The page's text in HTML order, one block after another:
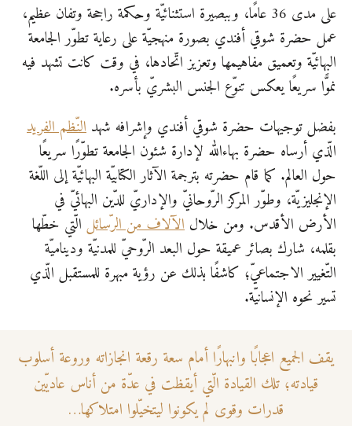
على مدى 36 عامًا، وببصيرة استثنائيّة وحكمة راجحة وتفان عظيم،
عمل حضرة شوقي أفندي بصورة منهجيّة على رعاية تطوّر الجامعة
البهائيّة وتعميق مفاهيمها وتعزيز اتّحادها، في وقت كانت تشهد فيه
نموًّا سريعًا يعكس تنوّع الجنس البشريّ بأسره.
بفضل توجيهات حضرة شوقي أفندي وإشرافه شهد النّظم الفريد
الّذي أرساه حضرة بهاءاللّٰه لإدارة شئون الجامعة تطوّرًا سريعًا
حول العالم. كما قام حضرته بترجمة الآثار الكتابيّة البهائيّة إلى اللّغة
الإنجليزيّة، وطوّر المركز الرّوحانيّ والإداريّ للدّين البهائيّ في
الأرض الأقدس. ومن خلال الآلاف من الرّسائل الّتي خطّها
بقلمه، شارك بصائر عميقة حول البعد الرّوحيّ للمدنيّة وديناميّة
التّغيير الاجتماعيّ؛ كاشفًا بذلك عن رؤية مبهرة للمستقبل الّذي
تسير نحوه الإنسانيّة.
يقف الجميع اعجابًا وانبهارًا أمام سعة رقعة انجازاته وروعة أسلوب
قيادته؛ تلك القيادة الّتي أيقظت في عدّة من أناس عاديّين
قدرات وقوى لم يكونوا ليتخيّلوا امتلاكها…